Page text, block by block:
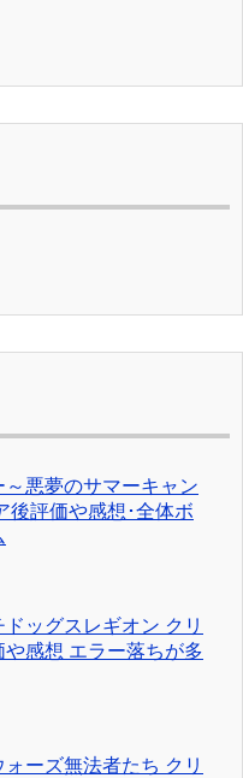
～悪夢のサマーキャン
後評価や感想･全体ボ
ドッグスレギオン クリ
や感想 エラー落ちが多
ォーズ無法者たち クリ